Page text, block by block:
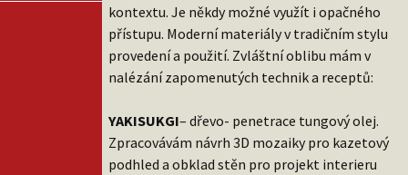
kontextu. Je někdy možné využít i opačného
přístupu. Moderní materiály v tradičním stylu
provedení a použití. Zvláštní oblibu mám v
nalézání zapomenutých technik a receptů:
YAKISUKGI– dřevo- penetrace tungový olej.
Zpracovávám návrh 3D mozaiky pro kazetový
podhled a obklad stěn pro projekt interieru